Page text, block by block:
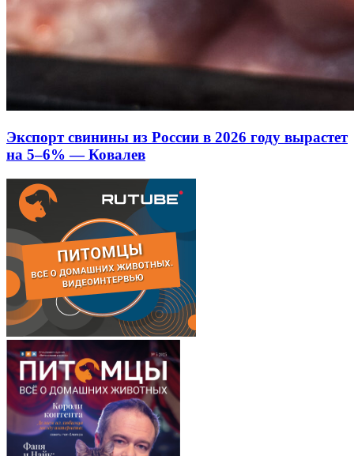
Экспорт свинины из России в 2026 году вырастет
на 5–6% — Ковалев